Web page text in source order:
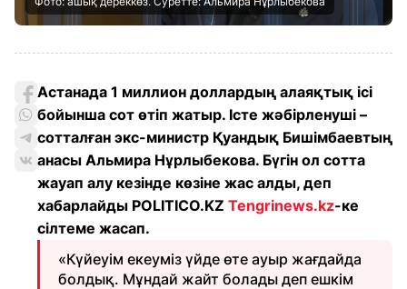
Астанада 1 миллион доллардың алаяқтық ісі
бойынша сот өтіп жатыр. Істе жәбірленуші –
сотталған экс-министр Қуандық Бишімбаевтың
анасы Альмира Нұрлыбекова. Бүгін ол сотта
жауап алу кезінде көзіне жас алды, деп
хабарлайды POLITICO.KZ Tengrinews.kz-ке
сілтеме жасап.
«Күйеуім екеуміз үйде өте ауыр жағдайда
болдық. Мұндай жайт болады деп ешкім